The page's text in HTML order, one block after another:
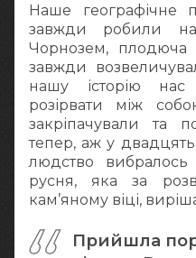
Наше географічне
завжди робили
Чорнозем, плодюча
завжди
нашу історію нас
розірвати між
закріпачували та
тепер, аж у двадцять
людство
русня, яка за
кам’яному віці,
Прийшла